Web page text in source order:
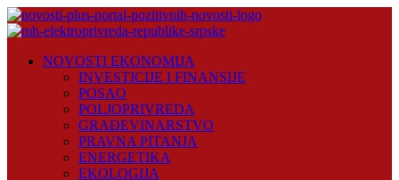
Skip
to
Plus
NOVOSTI EKONOMIJA
INVESTICIJE I FINANSIJE
POSAO
POLJOPRIVREDA
GRAĐEVINARSTVO
PRAVNA PITANJA
ENERGETIKA
EKOLOGIJA